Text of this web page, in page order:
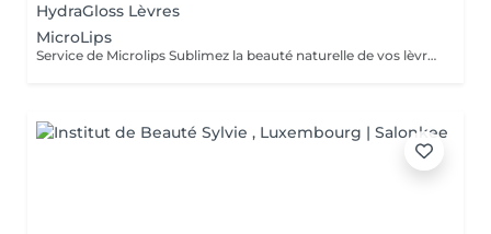
HydraGloss Lèvres
MicroLips
Service de Microlips Sublimez la beauté naturelle de vos lèvres avec notre service de Microlips. - *Définition et Couleur* : Améliorez la forme et la couleur de vos lèvres, en leur donnant un contour plus défini et une teinte vibrante et naturelle. - *Hydratation et Soin* : Nous incluons une hydratation profonde pour garantir que vos lèvres restent douces et en bonne santé. - *Large Choix de Couleurs* : Choisissez parmi une variété de couleurs pour trouver la teinte parfaite qui complète votre teint et votre style. - *Résultats Durables* : Profitez de lèvres parfaites plus longtemps, sans avoir besoin de retouches quotidiennes. Entretien Pour préserver les résultats et maintenir une apparence optimale, nous recommandons des séances de maintenance tous les 1 à 2 ans. La première retouche doit être effectuée 30 jours après le traitement initial pour garantir une finition parfaite. Si vous l'avez fait dans un autre institut. Prenez rendez-vous dès aujourd'hui et transformez vos lèvres avec Microlips !